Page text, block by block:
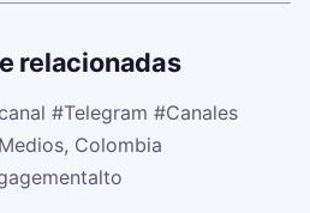
relacionadas
#Telegram #Canales
Colombia